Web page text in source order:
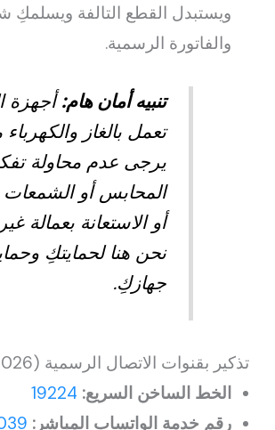
ويستبدل القطع التالفة ويسلمكِ
والفاتورة الرسمية.
تنبيه أمان هام:أجهزة
تعمل بالغاز والكهرباء
يرجى عدم محاولة
المحابس أو
أو الاستعانة بعمالة
نحن هنا لحمايتكِ
جهازكِ.
تذكير بقنوات الاتصال الرسمية (2026):
الخط الساخن السريع: 19224
رقم خدمة الواتساب المباشر: